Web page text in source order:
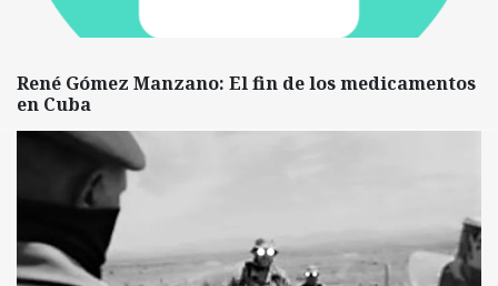
René Gómez Manzano: El fin de los medicamentos
en Cuba